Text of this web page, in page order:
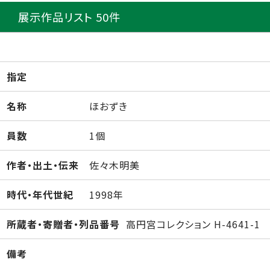
展示作品リスト 50件
指定
名称 ほおずき
員数 1個
作者・出土・伝来 佐々木明美
時代・年代世紀 1998年
所蔵者・寄贈者・列品番号 高円宮コレクション H-4641-1
備考